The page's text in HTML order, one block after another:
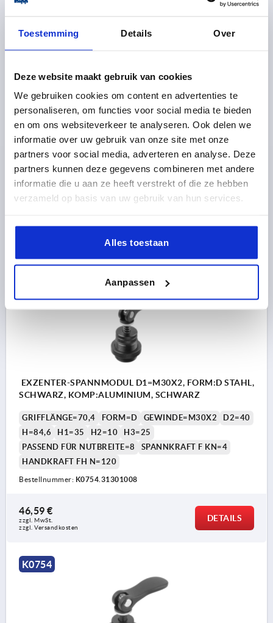
Toestemming Details Over
Deze website maakt gebruik van cookies
We gebruiken cookies om content en advertenties te
personaliseren, om functies voor social media te bieden
en om ons websiteverkeer te analyseren. Ook delen we
informatie over uw gebruik van onze site met onze
partners voor social media, adverteren en analyse. Deze
partners kunnen deze gegevens combineren met andere
informatie die u aan ze heeft verstrekt of die ze hebben
verzameld op basis van uw gebruik van hun services.
Alles toestaan
Aanpassen
EXZENTER-SPANNMODUL D=30, FORM:C STAHL,
SCHWARZ, KOMP:ALUMINIUM, SCHWARZ
Bestellnummer: K0754.21301008
38,70 €
EXZENTER-SPANNMODUL D1=M30X2, FORM:D STAHL,
SCHWARZ, KOMP:ALUMINIUM, SCHWARZ
GRIFFLÄNGE=70,4 FORM=D GEWINDE=M30X2
D2=40
H=84,6
H1=35 H2=10
H3=25
PASSEND FÜR NUTBREITE=8
SPANNKRAFT F KN=4
HANDKRAFT FH N=120
Bestellnummer: K0754.31301008
46,59 €
zzgl. MwSt.
zzgl. Versandkosten
DETAILS
K0754